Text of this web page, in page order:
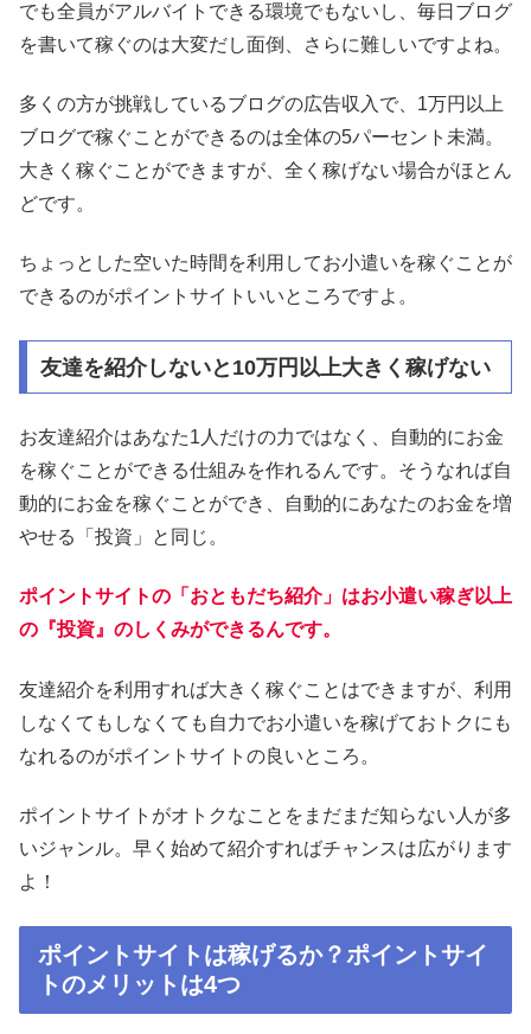
でも全員がアルバイトできる環境でもないし、毎日ブログ
を書いて稼ぐのは大変だし面倒、さらに難しいですよね。
多くの方が挑戦しているブログの広告収入で、1万円以上
ブログで稼ぐことができるのは全体の5パーセント未満。
大きく稼ぐことができますが、全く稼げない場合がほとん
どです。
ちょっとした空いた時間を利用してお小遣いを稼ぐことが
できるのがポイントサイトいいところですよ。
友達を紹介しないと10万円以上大きく稼げない
お友達紹介はあなた1人だけの力ではなく、自動的にお金
を稼ぐことができる仕組みを作れるんです。そうなれば自
動的にお金を稼ぐことができ、自動的にあなたのお金を増
やせる「投資」と同じ。
ポイントサイトの「おともだち紹介」はお小遣い稼ぎ以上
の『投資』のしくみができるんです。
友達紹介を利用すれば大きく稼ぐことはできますが、利用
しなくてもしなくても自力でお小遣いを稼げておトクにも
なれるのがポイントサイトの良いところ。
ポイントサイトがオトクなことをまだまだ知らない人が多
いジャンル。早く始めて紹介すればチャンスは広がります
よ！
ポイントサイトは稼げるか？ポイントサイ
トのメリットは4つ